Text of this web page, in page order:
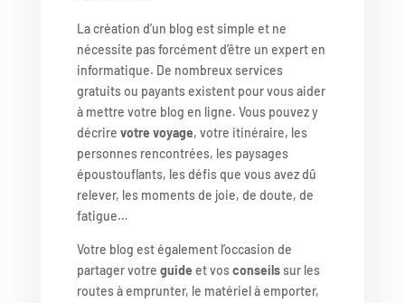
La création d’un blog est simple et ne
nécessite pas forcément d’être un expert en
informatique. De nombreux services
gratuits ou payants existent pour vous aider
à mettre votre blog en ligne. Vous pouvez y
décrire votre voyage, votre itinéraire, les
personnes rencontrées, les paysages
époustouflants, les défis que vous avez dû
relever, les moments de joie, de doute, de
fatigue…
Votre blog est également l’occasion de
partager votre guide et vosconseilssur les
routes à emprunter, le matériel à emporter,